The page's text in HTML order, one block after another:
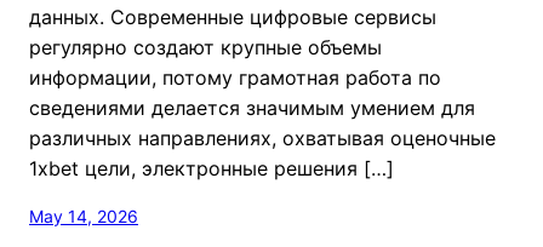
данных. Современные цифровые сервисы
регулярно создают крупные объемы
информации, потому грамотная работа по
сведениями делается значимым умением для
различных направлениях, охватывая оценочные
1xbet цели, электронные решения […]
May 14, 2026